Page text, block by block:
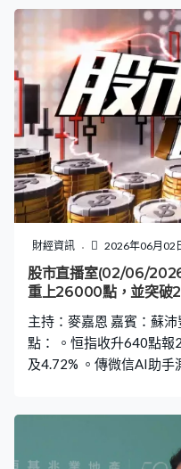
績勝預期，股價升逾9%
升逾6%，聯想集團七連
智譜、迅策及MINIMAX
居里加盟的李寧，升6%
財經資訊 2026年06月02
股市直播室(02/06/2026) ATMX領漲恒指飊逾
重上26000點，並突破
主持：麥嘉恩 嘉賓：蘇
點： 。恒指收升640點報
及4.72% 。傳微信AI助手
漲升6%後倒跌2.8% 。